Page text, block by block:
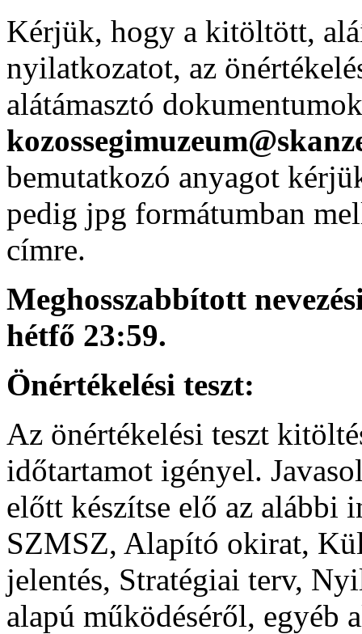
Kérjük, hogy a kitöltött,
nyilatkozatot, az
alátámasztó
bemutatkozó anyagot
pedig jpg formátumban
címre.
Meghosszabbított
hétfő 23:59.
Önértékelési teszt:
Az önértékelési teszt
időtartamot igényel.
előtt készítse elő az alábbi
SZMSZ, Alapító okirat,
jelentés, Stratégiai terv,
alapú működéséről, egyéb